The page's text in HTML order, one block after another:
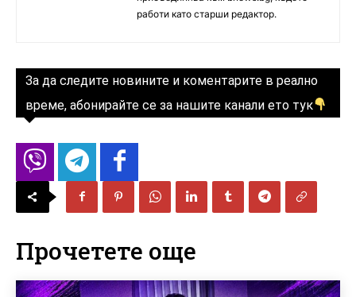
работи като старши редактор.
За да следите новините и коментарите в реално
време, абонирайте се за нашите канали ето тук
Прочетете още